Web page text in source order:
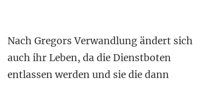
Nach Gregors Verwandlung ändert sich
auch ihr Leben, da die Dienstboten
entlassen werden und sie die dann